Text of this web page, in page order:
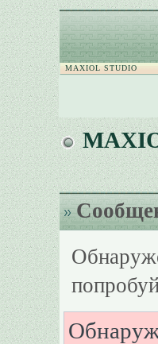
MAXIOL STUDIO